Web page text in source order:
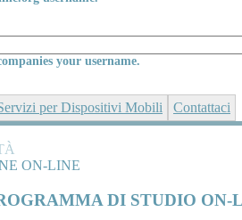
your username.
per Dispositivi Mobili
Contattaci
ON-LINE
DI STUDIO ON-